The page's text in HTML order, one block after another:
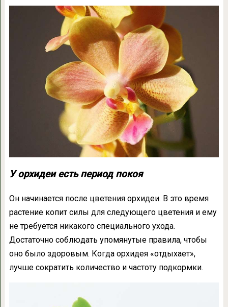
У орхидеи есть период покоя
Он начинается после цветения орхидеи. В это время
растение копит силы для следующего цветения и ему
не требуется никакого специального ухода.
Достаточно соблюдать упомянутые правила, чтобы
оно было здоровым. Когда орхидея «отдыхает»,
лучше сократить количество и частоту подкормки.